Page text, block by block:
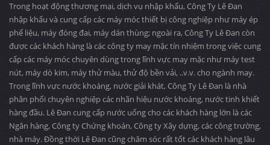
Trong hoạt động thương mại, dịch vụ nhập khẩu, Công Ty Lê Đan
nhập khẩu và cung cấp các máy móc thiết bị công nghiệp như máy ép
phế liệu, máy đóng đai, máy dán thùng; ngoài ra, Công Ty Lê Đan còn
được các khách hàng là các công ty may mặc tín nhiệm trong việc cung
cấp các máy móc chuyên dùng trong lĩnh vực may mặc như máy test
nút, máy dò kim, máy thử màu, thử độ bền vải, ..v.v. cho ngành may.
Trong lĩnh vực nước khoáng, nước giải khát, Công Ty Lê Đan là nhà
phân phối chuyên nghiệp các nhãn hiệu nước khoáng, nước tinh khiết
hàng đầu. Lê Đan cung cấp nước uống cho các khách hàng lớn là các
Ngân hàng, Công ty Chứng khoán, Công ty Xây dựng, các công trường,
nhà máy. Đồng thời Lê Đan cũng chăm sóc rất tốt các khách hàng lâu